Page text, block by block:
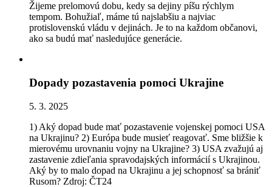
Žijeme prelomovú dobu, kedy sa dejiny píšu rýchlym
tempom. Bohužiaľ, máme tú najslabšiu a najviac
protislovenskú vládu v dejinách. Je to na každom občanovi,
ako sa budú mať nasledujúce generácie.
Dopady pozastavenia pomoci Ukrajine
5. 3. 2025
1) Aký dopad bude mať pozastavenie vojenskej pomoci USA
na Ukrajinu? 2) Európa bude musieť reagovať. Sme bližšie k
mierovému urovnaniu vojny na Ukrajine? 3) USA zvažujú aj
zastavenie zdieľania spravodajských informácií s Ukrajinou.
Aký by to malo dopad na Ukrajinu a jej schopnosť sa brániť
Rusom? Zdroj: ČT24